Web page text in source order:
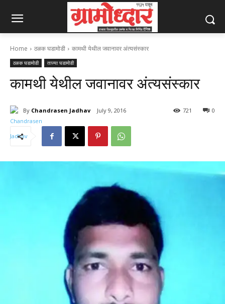
Home ठळक घडामोडी कामथी येथील जवानावर अंत्यसंस्कार
ठळक घडामोडी ताज्या घडामोडी
कामथी येथील जवानावर अंत्यसंस्कार
By Chandrasen Jadhav July 9, 2016 0
721